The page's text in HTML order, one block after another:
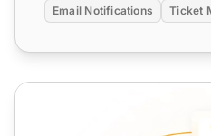
Email Notifications Ticket
Бесплатный пробный период